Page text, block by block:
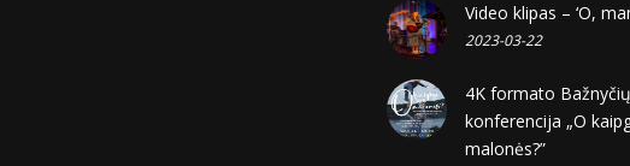
Video klipas – ‘O,
2023-03-22
4K formato Bažnyčių
konferencija „O
malonės?”